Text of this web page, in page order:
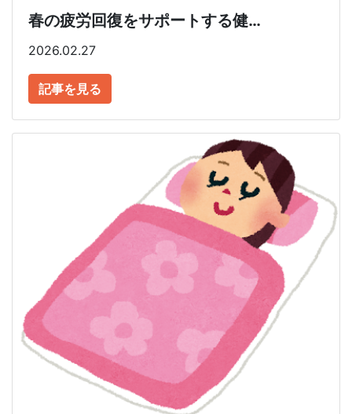
春の疲労回復をサポートする健…
2026.02.27
記事を見る